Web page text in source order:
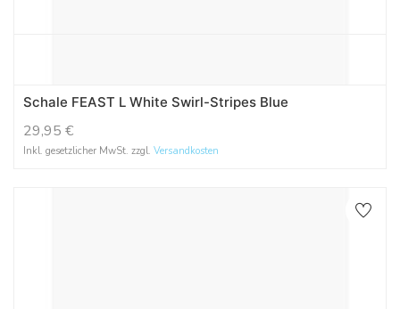
Schale FEAST L White Swirl-Stripes Blue
29,95 €
Inkl. gesetzlicher MwSt. zzgl. Versandkosten